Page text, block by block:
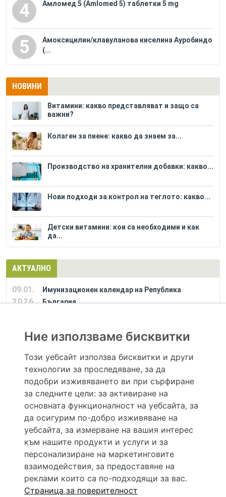
4 Амломед 5 (Amlomed 5) таблетки 5 mg
5
Амоксицилин/клавуланова киселина Ауробиндо
(...
НОВИНИ
Витамини: какво представляват и защо са
важни?
Колаген за пиене: какво да знаем за...
Производство на хранителни добавки: какво...
Нови подходи за контрол на теглото: какво...
Детски витамини: кои са необходими и как
да...
АКТУАЛНО
09.01.
2026
Имунизационен календар на Република
България
Hapche.bg НЕ е медицински, зравен или сроден специалист и НЕ дава медицински
консултации и здравни съвети. Hapche.bg НЕ се явява медицинска услуга и НЕ
осигурява диагноза и лечение. Hapche.bg НЕ препоръчва медицински и други здравни и
сродни специалисти и заведения. Hapche.bg НЕ търгува с лекарствени продукти и
хранителни добавки. Информацията, публикувана в Hapche.bg, е предназначена да служи
само и единствено за справочни цели. Същата се предоставя без всякаква гаранция за
актуалност, изчерпателност и точност, при все че се полагат всички усилия за обновяване
и допълване на данните и за коригиране на неточностите. При никакви обстоятелства НЕ
се самодиагностицирайте и НЕ се самолекувайте – самодиагностиката и самолечението
могат да бъдат опасни за вашето здраве! При поява на симптом(и) на заболяване
неотложно потърсете правоспособен лекар! Ако преценявате своето (нечие) състояние
като спешно, позвънете на денонощния безплатен общоевропейски телефонен номер за
спешни повиквания 112 за връзка с местния център за спешна медицинска помощ!
Ние използваме бисквитки
Този уебсайт използва бисквитки и други
технологии за проследяване, за да
подобри изживяването ви при сърфиране
за следните цели: за активиране на
основната функционалност на уебсайта, за
да осигурим по-добро изживяване на
уебсайта, за измерване на вашия интерес
към нашите продукти и услуги и за
персонализиране на маркетинговите
взаимодействия, за предоставяне на
реклами които са по-подходящи за вас.
Страница за поверителност